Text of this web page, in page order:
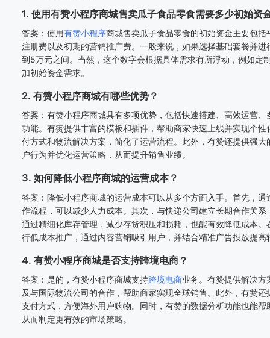
1. 使用有赞小程序商城售卖瓜子食品零食需要多少初始资
答案：使用有赞小程序商城售卖瓜子食品零食的初始资金主要包
注册费以及初期的营销推广费。一般来说，如果选择基础套餐并
到5万元之间。当然，这个数字会根据具体需求有所浮动，例如定
加初始资金需求。
2. 有赞小程序商城有哪些优势？
答案：有赞小程序商城具有多项优势，包括快速搭建、高效运营
功能。有赞提供丰富的模板和插件，帮助商家快速上线并实现个
付方式和物流解决方案，简化了运营流程。此外，有赞还提供强
户行为并优化运营策略，从而提升销售业绩。
3. 如何降低小程序商城的运营成本？
答案：降低小程序商城的运营成本可以从多个方面入手。首先，
作流程，可以减少人力成本。其次，与快递公司建立长期合作关
通过精细化库存管理，减少存货积压和损耗，也能有效降低成本
行低成本推广，通过内容营销吸引用户，并结合精准广告投放提
4. 有赞小程序商城是否支持跨境电商？
答案：是的，有赞小程序商城支持跨境电商业务。有赞提供解决
及与国际物流公司的合作，帮助商家实现全球销售。此外，有赞
支付方式，方便海外用户购物。同时，有赞的数据分析功能也能
从而制定更有效的市场策略。